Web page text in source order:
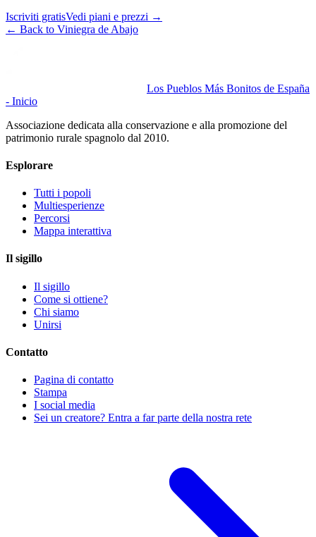
Iscriviti gratisVedi piani e prezzi →
← Back to Viniegra de Abajo
Los Pueblos Más Bonitos de España
- Inicio
Associazione dedicata alla conservazione e alla promozione del
patrimonio rurale spagnolo dal 2010.
Esplorare
Tutti i popoli
Multiesperienze
Percorsi
Mappa interattiva
Il sigillo
Il sigillo
Come si ottiene?
Chi siamo
Unirsi
Contatto
Pagina di contatto
Stampa
I social media
Sei un creatore? Entra a far parte della nostra rete